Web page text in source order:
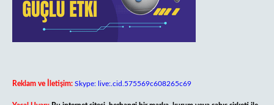
Reklam ve İletişim: Skype: live:.cid.575569c608265c69